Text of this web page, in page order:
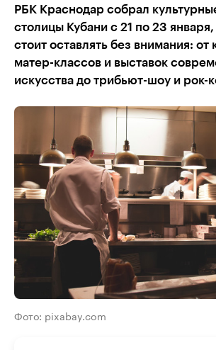
РБК Краснодар собрал
столицы Кубани с 21 по 23
стоит оставлять без внимания: от
матер-классов и выставок
искусства до трибьют-шоу и рок-
Фото: pixabay.com